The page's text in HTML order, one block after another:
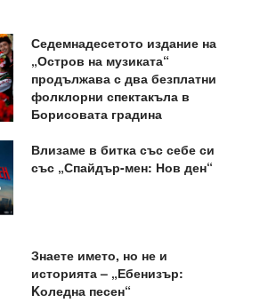
Седемнадесетото издание на
„Остров на музиката“
продължава с два безплатни
фолклорни спектакъла в
Борисовата градина
Влизаме в битка със себе си
със „Спайдър-мен: Нов ден“
Знаете името, но не и
историята – „Ебенизър:
Kоледна песен“